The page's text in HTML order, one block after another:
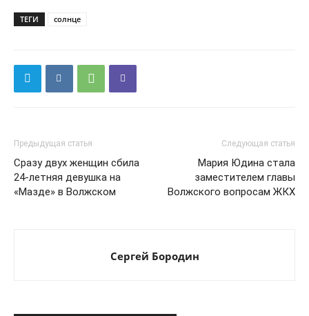
ТЕГИ солнце
Предыдущая статья
Сразу двух женщин сбила
24-летняя девушка на
«Мазде» в Волжском
Следующая статья
Мария Юдина стала
заместителем главы
Волжского вопросам ЖКХ
Сергей Бородин